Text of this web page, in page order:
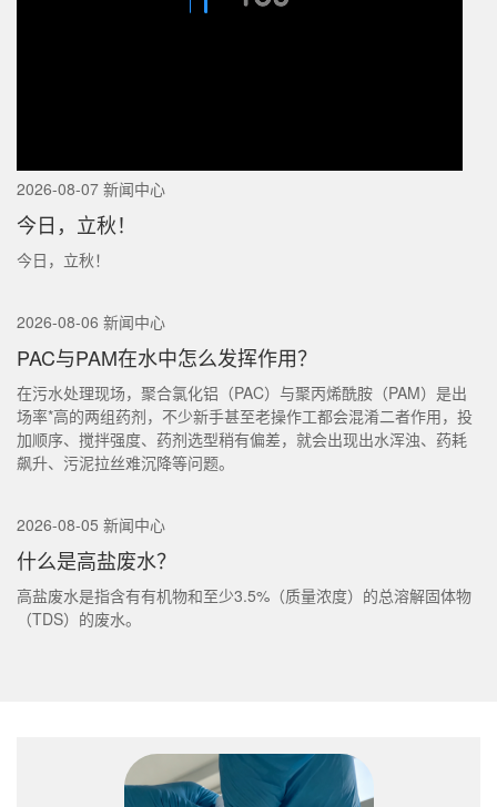
2026-08-07 新闻中心
今日，立秋！
今日，立秋！
2026-08-06 新闻中心
PAC与PAM在水中怎么发挥作用？
在污水处理现场，聚合氯化铝（PAC）与聚丙烯酰胺（PAM）是出
场率*高的两组药剂，不少新手甚至老操作工都会混淆二者作用，投
加顺序、搅拌强度、药剂选型稍有偏差，就会出现出水浑浊、药耗
飙升、污泥拉丝难沉降等问题。
2026-08-05 新闻中心
什么是高盐废水？
高盐废水是指含有有机物和至少3.5%（质量浓度）的总溶解固体物
（TDS）的废水。